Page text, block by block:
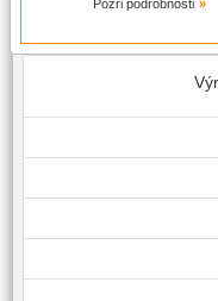
Pozri podrobnosti